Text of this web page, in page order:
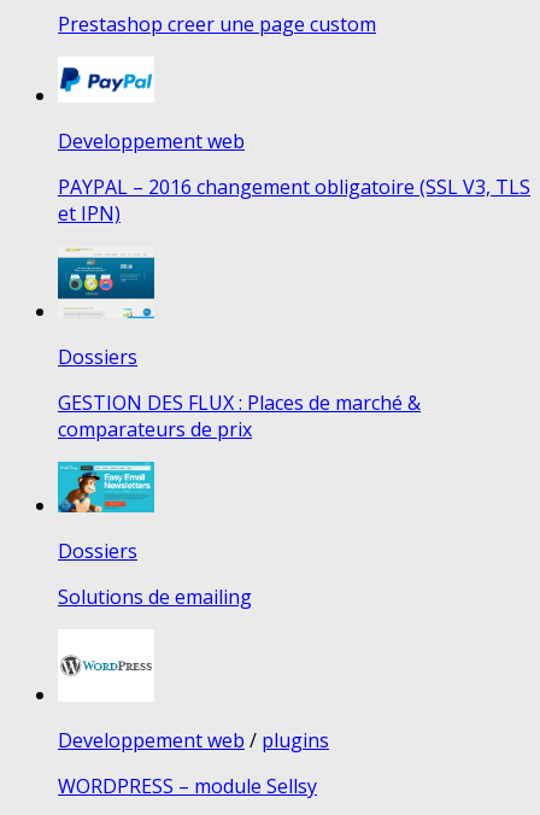
Prestashop creer une page custom
Developpement web
PAYPAL – 2016 changement obligatoire (SSL V3, TLS
et IPN)
Dossiers
GESTION DES FLUX : Places de marché &
comparateurs de prix
Dossiers
Solutions de emailing
Developpement web / plugins
WORDPRESS – module Sellsy